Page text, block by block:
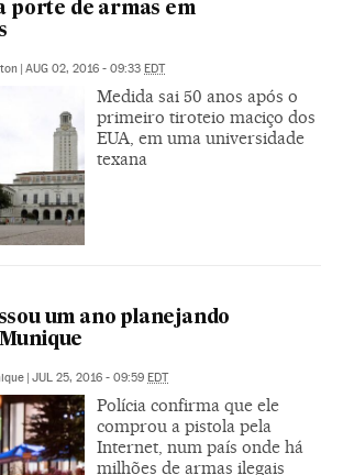
porte de armas em
AUG 02, 2016 - 09:33 EDT
Medida sai 50 anos após o
primeiro tiroteio maciço dos
EUA, em uma universidade
texana
um ano planejando
JUL 25, 2016 - 09:59 EDT
Polícia confirma que ele
comprou a pistola pela
Internet, num país onde há
milhões de armas ilegais